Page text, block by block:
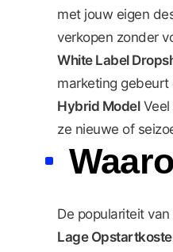
met jouw eigen
verkopen zonder
White Label
marketing gebeurt
Hybrid ModelVeel
ze nieuwe of
De populariteit
Lage